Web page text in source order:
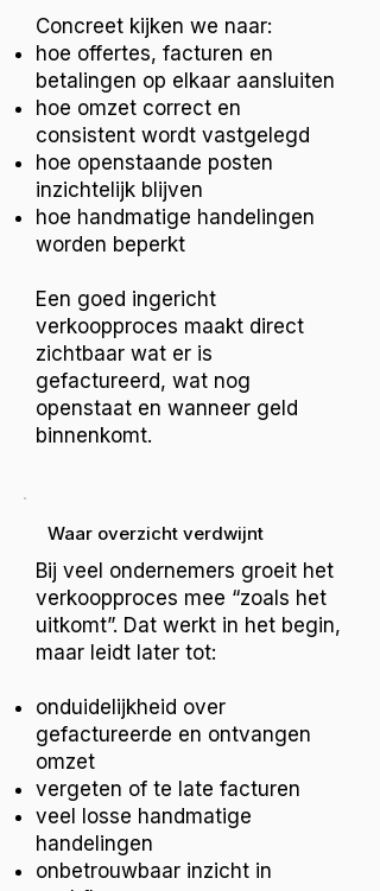
Concreet kijken we naar:
hoe offertes, facturen en
betalingen op elkaar aansluiten
hoe omzet correct en
consistent wordt vastgelegd
hoe openstaande posten
inzichtelijk blijven
hoe handmatige handelingen
worden beperkt
Een goed ingericht
verkoopproces maakt direct
zichtbaar wat er is
gefactureerd, wat nog
openstaat en wanneer geld
binnenkomt.
Waar overzicht verdwijnt
Bij veel ondernemers groeit het
verkoopproces mee “zoals het
uitkomt”. Dat werkt in het begin,
maar leidt later tot:
onduidelijkheid over
gefactureerde en ontvangen
omzet
vergeten of te late facturen
veel losse handmatige
handelingen
onbetrouwbaar inzicht in